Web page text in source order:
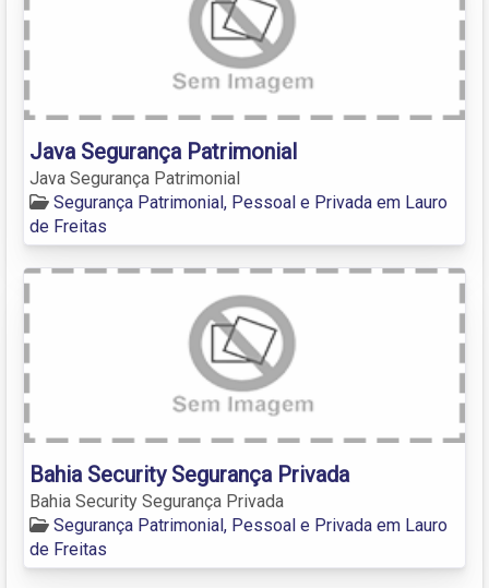
Java Segurança Patrimonial
Java Segurança Patrimonial
Segurança Patrimonial, Pessoal e Privada em Lauro
de Freitas
Bahia Security Segurança Privada
Bahia Security Segurança Privada
Segurança Patrimonial, Pessoal e Privada em Lauro
de Freitas